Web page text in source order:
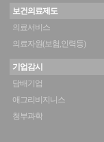
보건의료제도
의료서비스
의료자원(보험,인력등)
기업감시
담배기업
애그리비지니스
청부과학